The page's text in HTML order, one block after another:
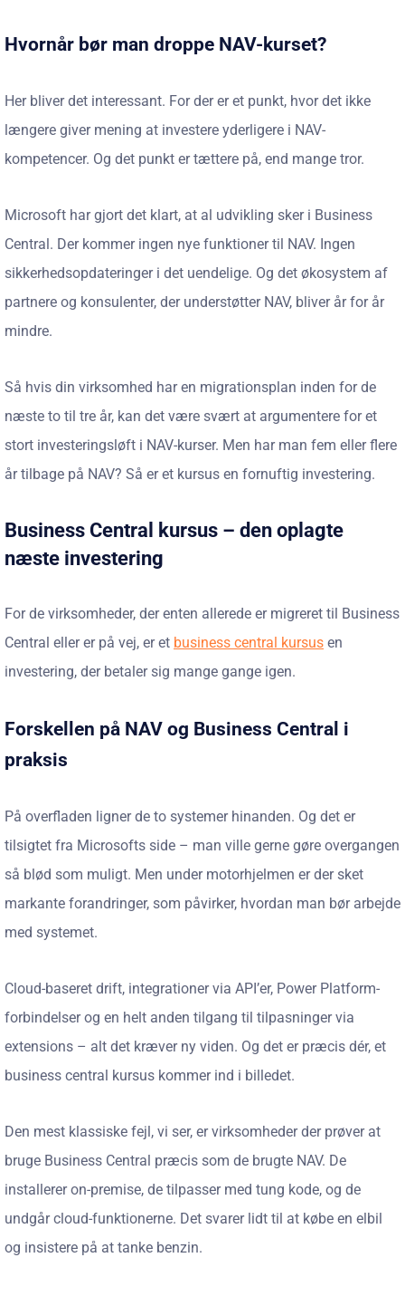
Hvornår bør man droppe NAV-kurset?
Her bliver det interessant. For der er et punkt, hvor det ikke
længere giver mening at investere yderligere i NAV-
kompetencer. Og det punkt er tættere på, end mange tror.
Microsoft har gjort det klart, at al udvikling sker i Business
Central. Der kommer ingen nye funktioner til NAV. Ingen
sikkerhedsopdateringer i det uendelige. Og det økosystem af
partnere og konsulenter, der understøtter NAV, bliver år for år
mindre.
Så hvis din virksomhed har en migrationsplan inden for de
næste to til tre år, kan det være svært at argumentere for et
stort investeringsløft i NAV-kurser. Men har man fem eller flere
år tilbage på NAV? Så er et kursus en fornuftig investering.
Business Central kursus – den oplagte
næste investering
For de virksomheder, der enten allerede er migreret til Business
Central eller er på vej, er et business central kursus en
investering, der betaler sig mange gange igen.
Forskellen på NAV og Business Central i
praksis
På overfladen ligner de to systemer hinanden. Og det er
tilsigtet fra Microsofts side – man ville gerne gøre overgangen
så blød som muligt. Men under motorhjelmen er der sket
markante forandringer, som påvirker, hvordan man bør arbejde
med systemet.
Cloud-baseret drift, integrationer via API’er, Power Platform-
forbindelser og en helt anden tilgang til tilpasninger via
extensions – alt det kræver ny viden. Og det er præcis dér, et
business central kursus kommer ind i billedet.
Den mest klassiske fejl, vi ser, er virksomheder der prøver at
bruge Business Central præcis som de brugte NAV. De
installerer on-premise, de tilpasser med tung kode, og de
undgår cloud-funktionerne. Det svarer lidt til at købe en elbil
og insistere på at tanke benzin.